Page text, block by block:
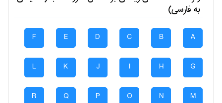
به فارسی)
A
B
C
D
E
F
G
H
I
J
K
L
M
N
O
P
Q
R